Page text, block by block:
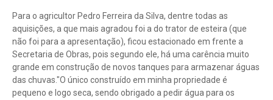
Para o agricultor Pedro Ferreira da Silva, dentre todas as
aquisições, a que mais agradou foi a do trator de esteira (que
não foi para a apresentação), ficou estacionado em frente a
Secretaria de Obras, pois segundo ele, há uma carência muito
grande em construção de novos tanques para armazenar águas
das chuvas."O único construído em minha propriedade é
pequeno e logo seca, sendo obrigado a pedir água para os